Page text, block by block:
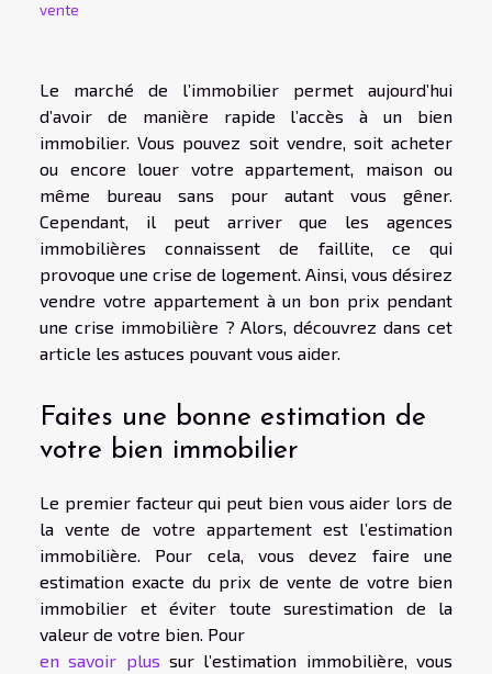
vente
Le marché de l’immobilier permet aujourd’hui
d’avoir de manière rapide l’accès à un bien
immobilier. Vous pouvez soit vendre, soit acheter
ou encore louer votre appartement, maison ou
même bureau sans pour autant vous gêner.
Cependant, il peut arriver que les agences
immobilières connaissent de faillite, ce qui
provoque une crise de logement. Ainsi, vous désirez
vendre votre appartement à un bon prix pendant
une crise immobilière ? Alors, découvrez dans cet
article les astuces pouvant vous aider.
Faites une bonne estimation de
votre bien immobilier
Le premier facteur qui peut bien vous aider lors de
la vente de votre appartement est l’estimation
immobilière. Pour cela, vous devez faire une
estimation exacte du prix de vente de votre bien
immobilier et éviter toute surestimation de la
valeur de votre bien. Pour
en savoir plus sur l’estimation immobilière, vous